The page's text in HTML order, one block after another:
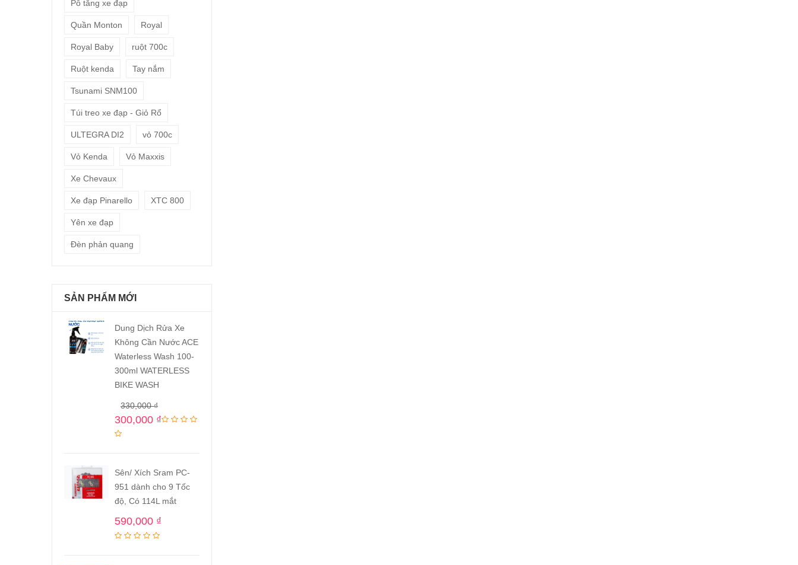
Pô tăng xe đạp
Quần Monton Royal
Royal Baby ruột 700c
Ruột kenda Tay nắm
Tsunami SNM100
Túi treo xe đạp - Giỏ Rổ
ULTEGRA DI2 vỏ 700c
Vỏ Kenda Vỏ Maxxis
Xe Chevaux
Xe đạp Pinarello XTC 800
Yên xe đạp
Đèn phản quang
SẢN PHẨM MỚI
Dung Dịch Rửa Xe
Không Cần Nước ACE
Waterless Wash 100-
300ml WATERLESS
BIKE WASH
330,000₫
300,000 ₫
Sên/ Xích Sram PC-
951 dành cho 9 Tốc
độ, Có 114L mắt
590,000 ₫